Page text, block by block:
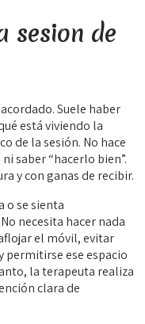
sesion de
Suele haber
está viviendo la
de la sesión. No hace
saber “hacerlo bien”.
y con ganas de recibir.
o se sienta
necesita hacer nada
el móvil, evitar
permitirse ese espacio
la terapeuta realiza
clara de